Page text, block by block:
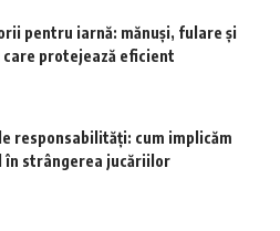
pentru iarnă: mănuși, fulare și
care protejează eficient
responsabilități: cum implicăm
în strângerea jucăriilor